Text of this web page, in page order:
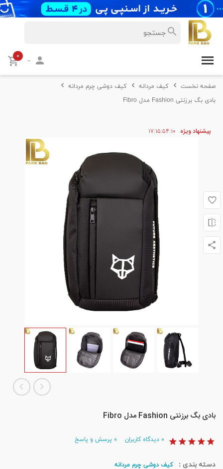
۰
صفحه نخست کیف مردانه
کیف دوشی چرم مردانه
بادی بگ برزنتی Fashion مدل Fibro
پیشنهاد ویژه ۱۷ ۱۵۵۴ ۰۹
بادی بگ برزنتی Fashion مدل Fibro
دیدگاه کاربران پرسش و پاسخ
دسته بندی : کیف دوشی چرم مردانه